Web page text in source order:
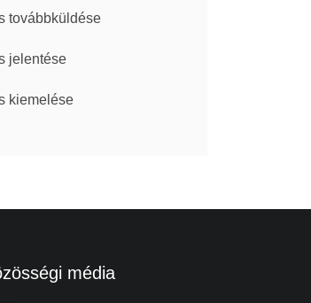
továbbküldése
jelentése
kiemelése
média